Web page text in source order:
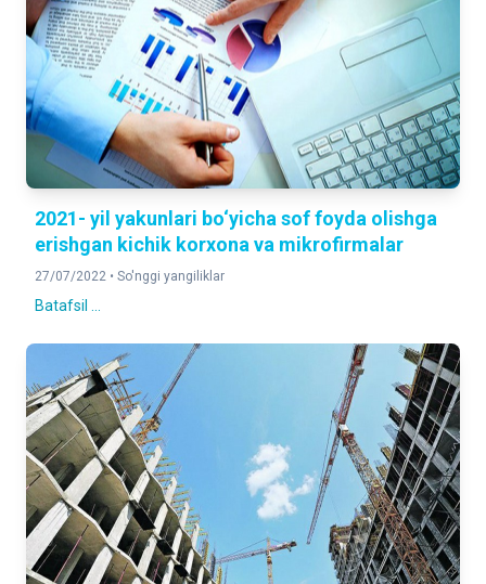
2021- yil yakunlari bo‘yicha sof foyda olishga
erishgan kichik korxona va mikrofirmalar
27/07/2022 • So'nggi yangiliklar
Batafsil ...